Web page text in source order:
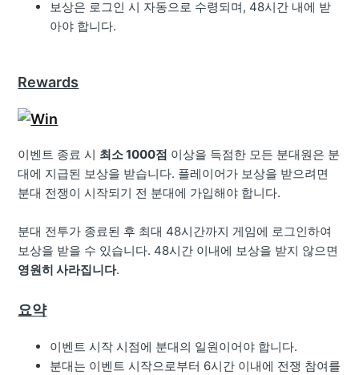
보상은 로그인 시 자동으로 수령되며, 48시간 내에 받
아야 합니다.
Rewards
이벤트 종료 시 최소 1000점 이상을 득점한 모든 분대원은 분
대에 지급된 보상을 받습니다. 플레이어가 보상을 받으려면
분대 전쟁이 시작되기 전 분대에 가입해야 합니다.
분대 전투가 종료된 후 최대 48시간까지 게임에 로그인하여
보상을 받을 수 있습니다. 48시간 이내에 보상을 받지 않으면
영원히 사라집니다.
요약
이벤트 시작 시점에 분대의 일원이어야 합니다.
분대는 이벤트 시작으로부터 6시간 이내에 전쟁 참여를